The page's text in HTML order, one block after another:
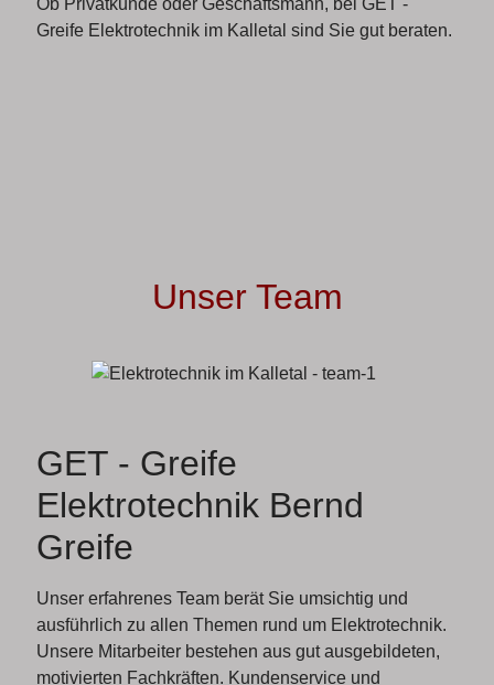
Ob Privatkunde oder Geschäftsmann, bei GET -
Greife Elektrotechnik im Kalletal sind Sie gut beraten.
Unser Team
GET - Greife
Elektrotechnik Bernd
Greife
Unser erfahrenes Team berät Sie umsichtig und
ausführlich zu allen Themen rund um Elektrotechnik.
Unsere Mitarbeiter bestehen aus gut ausgebildeten,
motivierten Fachkräften. Kundenservice und